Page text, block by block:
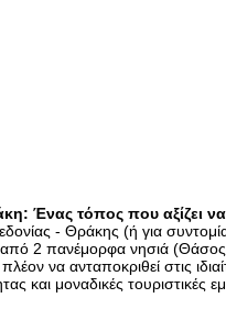
Ένας τόπος που αξίζει να
- Θράκης (ή για
2 πανέμορφα νησιά
να ανταποκριθεί στις
και μοναδικές τουριστικές